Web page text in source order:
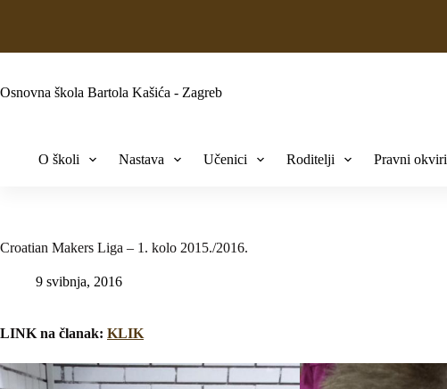
Osnovna škola Bartola Kašića - Zagreb
O školi Nastava Učenici Roditelji Pravni okviri
Croatian Makers Liga – 1. kolo 2015./2016.
9 svibnja, 2016
LINK na članak: KLIK